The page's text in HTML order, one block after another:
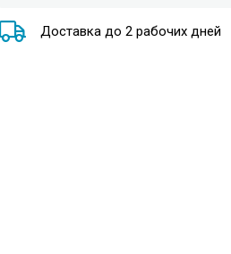
Доставка до 2 рабочих дней